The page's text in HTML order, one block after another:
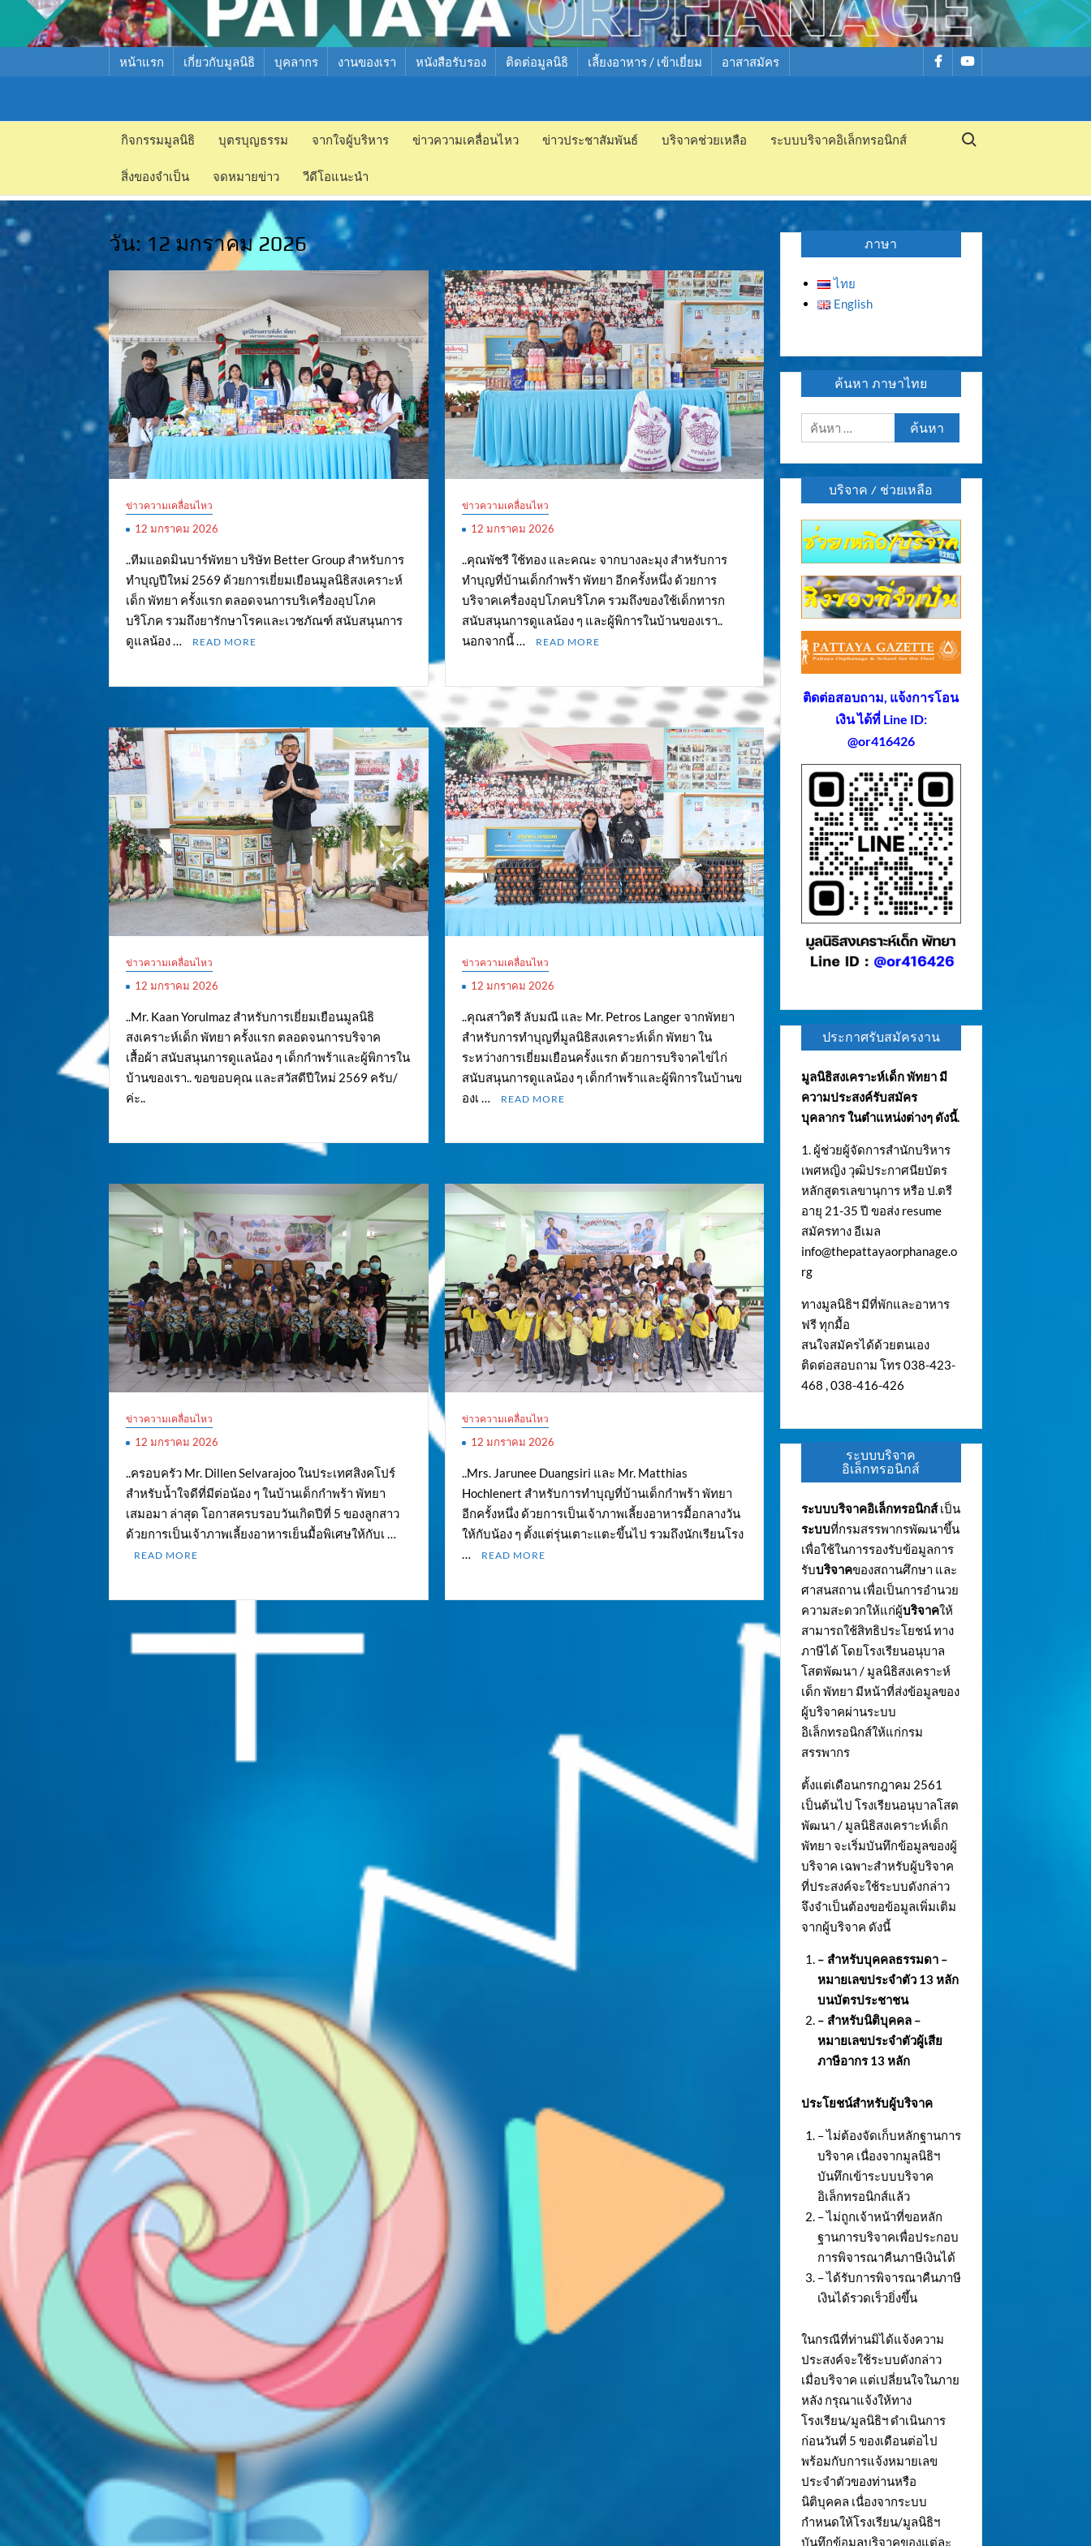
หน้าแรก เกี่ยวกับมูลนิธิ บุคลากร งานของเรา หนังสือรับรอง ติดต่อมูลนิธิ เลี้ยงอาหาร / เข้าเยี่ยม อาสาสมัคร รายการรายการ
มูลนิธิ
สงเคราะห์
เด็ก พัทยา
กิจกรรมมูลนิธิ บุตรบุญธรรม จากใจผู้บริหาร ข่าวความเคลื่อนไหว ข่าวประชาสัมพันธ์ บริจาคช่วยเหลือ ระบบบริจาคอิเล็กทรอนิกส์
สิ่งของจำเป็น จดหมายข่าว วีดีโอแนะนำ
Search for:
วัน: 12 มกราคม 2026
ข่าวความเคลื่อนไหว
12 มกราคม 2026
..ทีมแอดมินบาร์พัทยา บริษัท Better Group สำหรับการ
ทำบุญปีใหม่ 2569 ด้วยการเยี่ยมเยือนมูลนิธิสงเคราะห์
เด็ก พัทยา ครั้งแรก ตลอดจนการบริเครื่องอุปโภค
บริโภค รวมถึงยารักษาโรคและเวชภัณฑ์ สนับสนุนการ
ดูแลน้อง …
READ MORE
ข่าวความเคลื่อนไหว
12 มกราคม 2026
..คุณพัชรี ใช้ทอง และคณะ จากบางละมุง สำหรับการ
ทำบุญที่บ้านเด็กกำพร้า พัทยา อีกครั้งหนึ่ง ด้วยการ
บริจาคเครื่องอุปโภคบริโภค รวมถึงของใช้เด็กทารก
สนับสนุนการดูแลน้อง ๆ และผู้พิการในบ้านของเรา..
นอกจากนี้ …
READ MORE
ข่าวความเคลื่อนไหว
12 มกราคม 2026
..Mr. Kaan Yorulmaz สำหรับการเยี่ยมเยือนมูลนิธิ
สงเคราะห์เด็ก พัทยา ครั้งแรก ตลอดจนการบริจาค
เสื้อผ้า สนับสนุนการดูแลน้อง ๆ เด็กกำพร้าและผู้พิการใน
บ้านของเรา.. ขอขอบคุณ และสวัสดีปีใหม่ 2569 ครับ/
ค่ะ..
ข่าวความเคลื่อนไหว
12 มกราคม 2026
..คุณสาวิตรี ลับมณี และ Mr. Petros Langer จากพัทยา
สำหรับการทำบุญที่มูลนิธิสงเคราะห์เด็ก พัทยา ใน
ระหว่างการเยี่ยมเยือนครั้งแรก ด้วยการบริจาคไข่ไก่
สนับสนุนการดูแลน้อง ๆ เด็กกำพร้าและผู้พิการในบ้านข
องเ …
READ MORE
ข่าวความเคลื่อนไหว
12 มกราคม 2026
..ครอบครัว Mr. Dillen Selvarajoo ในประเทศสิงคโปร์
สำหรับน้ำใจดีที่มีต่อน้อง ๆ ในบ้านเด็กกำพร้า พัทยา
เสมอมา ล่าสุด โอกาสครบรอบวันเกิดปีที่ 5 ของลูกสาว
ด้วยการเป็นเจ้าภาพเลี้ยงอาหารเย็นมื้อพิเศษให้กับเ …
READ MORE
ข่าวความเคลื่อนไหว
12 มกราคม 2026
..Mrs. Jarunee Duangsiri และ Mr. Matthias
Hochlenert สำหรับการทำบุญที่บ้านเด็กกำพร้า พัทยา
อีกครั้งหนึ่ง ด้วยการเป็นเจ้าภาพเลี้ยงอาหารมื้อกลางวัน
ให้กับน้อง ๆ ตั้งแต่รุ่นเตาะแตะขึ้นไป รวมถึงนักเรียนโรง
…
READ MORE
ภาษา
ไทย
English
ค้นหา ภาษาไทย
ค้นหา
สำหรับ:
บริจาค / ช่วยเหลือ
ติดต่อสอบถาม, แจ้งการโอน
เงิน ได้ที่ Line ID:
@or416426
ประกาศรับสมัครงาน
มูลนิธิสงเคราะห์เด็ก พัทยา มี
ความประสงค์รับสมัคร
บุคลากร ในตำแหน่งต่างๆ ดังนี้.
1. ผู้ช่วยผู้จัดการสำนักบริหาร
เพศหญิง วุฒิประกาศนียบัตร
หลักสูตรเลขานุการ หรือ ป.ตรี
อายุ 21-35 ปี ขอส่ง resume
สมัครทาง อีเมล
info@thepattayaorphanage.o
rg
ทางมูลนิธิฯ มีที่พักและอาหาร
ฟรี ทุกมื้อ
สนใจสมัครได้ด้วยตนเอง
ติดต่อสอบถาม โทร 038-423-
468 , 038-416-426
ระบบบริจาค
อิเล็กทรอนิกส์
ระบบบริจาคอิเล็กทรอนิกส์เป็น
ระบบที่กรมสรรพากรพัฒนาขึ้น
เพื่อใช้ในการรองรับข้อมูลการ
รับบริจาคของสถานศึกษา และ
ศาสนสถาน เพื่อเป็นการอำนวย
ความสะดวกให้แก่ผู้บริจาคให้
สามารถใช้สิทธิประโยชน์ ทาง
ภาษีได้ โดยโรงเรียนอนุบาล
โสตพัฒนา / มูลนิธิสงเคราะห์
เด็ก พัทยา มีหน้าที่ส่งข้อมูลของ
ผู้บริจาคผ่านระบบ
อิเล็กทรอนิกส์ให้แก่กรม
สรรพากร
ตั้งแต่เดือนกรกฎาคม 2561
เป็นต้นไป โรงเรียนอนุบาลโสต
พัฒนา / มูลนิธิสงเคราะห์เด็ก
พัทยา จะเริ่มบันทึกข้อมูลของผู้
บริจาค เฉพาะสำหรับผู้บริจาค
ที่ประสงค์จะใช้ระบบดังกล่าว
จึงจำเป็นต้องขอข้อมูลเพิ่มเติม
จากผู้บริจาค ดังนี้
– สำหรับบุคคลธรรมดา –
หมายเลขประจำตัว 13 หลัก
บนบัตรประชาชน
– สำหรับนิติบุคคล –
หมายเลขประจำตัวผู้เสีย
ภาษีอากร 13 หลัก
ประโยชน์สำหรับผู้บริจาค
– ไม่ต้องจัดเก็บหลักฐานการ
บริจาค เนื่องจากมูลนิธิฯ
บันทึกเข้าระบบบริจาค
อิเล็กทรอนิกส์แล้ว
– ไม่ถูกเจ้าหน้าที่ขอหลัก
ฐานการบริจาคเพื่อประกอบ
การพิจารณาคืนภาษีเงินได้
– ได้รับการพิจารณาคืนภาษี
เงินได้รวดเร็วยิ่งขึ้น
ในกรณีที่ท่านมิได้แจ้งความ
ประสงค์จะใช้ระบบดังกล่าว
เมื่อบริจาค แต่เปลี่ยนใจในภาย
หลัง กรุณาแจ้งให้ทาง
โรงเรียน/มูลนิธิฯ ดำเนินการ
ก่อนวันที่ 5 ของเดือนต่อไป
พร้อมกับการแจ้งหมายเลข
ประจำตัวของท่านหรือ
นิติบุคคล เนื่องจากระบบ
กำหนดให้โรงเรียน/มูลนิธิฯ
บันทึกข้อมูลบริจาคของแต่ละ